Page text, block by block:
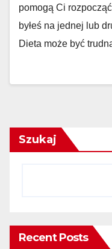
pomogą Ci
byłeś na jednej lub
Dieta może być
Szukaj
Recent Posts